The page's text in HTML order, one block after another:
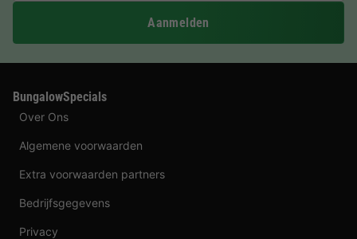
Aanmelden
BungalowSpecials
Over Ons
Algemene voorwaarden
Extra voorwaarden partners
Bedrijfsgegevens
Privacy